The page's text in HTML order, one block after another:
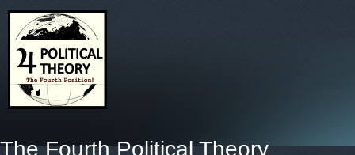
The Fourth Political Theory